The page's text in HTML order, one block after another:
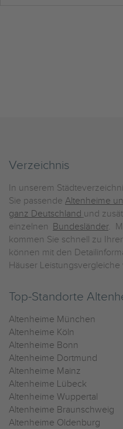
Verzeichnis
In unserem
Sie passende Altenheime
ganz Deutschland und
einzelnen Bundesländer.
kommen Sie schnell zu
können mit den
Häuser
Top-Standorte
Altenheime München
Altenheime Köln
Altenheime Bonn
Altenheime Dortmund
Altenheime Mainz
Altenheime Lübeck
Altenheime Wuppertal
Altenheime Braunschweig
Altenheime Oldenburg